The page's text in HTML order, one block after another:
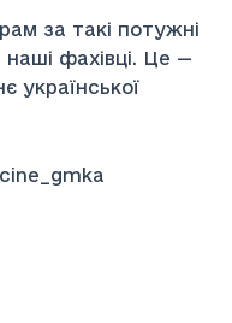
за такі потужні
фахівці. Це —
української